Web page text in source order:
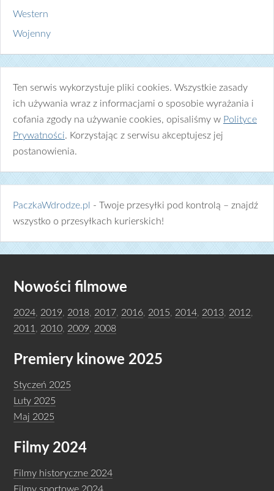
Western
Wojenny
Ten serwis wykorzystuje pliki cookies. Wszystkie zasady
ich używania wraz z informacjami o sposobie wyrażania i
cofania zgody na używanie cookies, opisaliśmy w Polityce
Prywatności. Korzystając z serwisu akceptujesz jej
postanowienia.
PaczkaWdrodze.pl
- Twoje przesyłki pod kontrolą – znajdź
wszystko o przesyłkach kurierskich!
Nowości filmowe
2024 2019 2018 2017 2016 2015 2014 2013 2012
2011
2010 2009 2008
Premiery kinowe 2025
Styczeń 2025
Luty 2025
Maj 2025
Filmy 2024
Filmy historyczne 2024